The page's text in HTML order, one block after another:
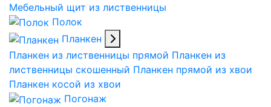
Мебельный щит из лиственницы
Полок
Планкен
Планкен из лиственницы прямой Планкен из
лиственницы скошенный Планкен прямой из хвои
Планкен косой из хвои
Погонаж